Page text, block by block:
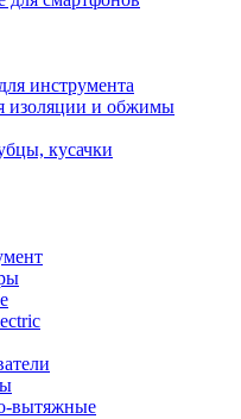
инструмента
изоляции и обжимы
кусачки
вытяжные